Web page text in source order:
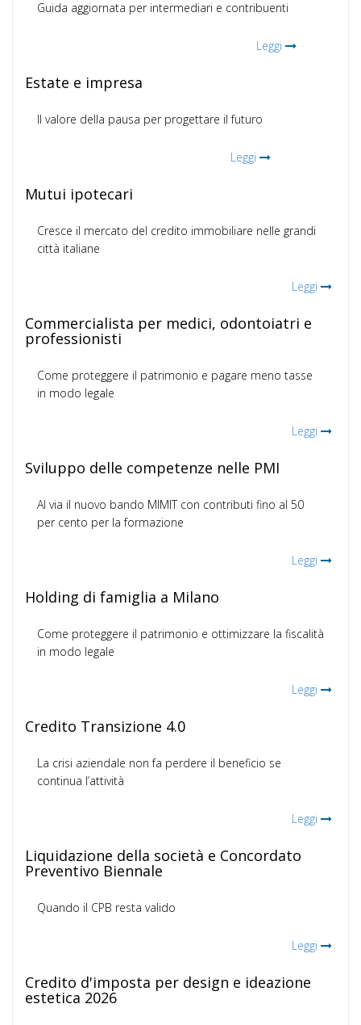
Guida aggiornata per intermediari e contribuenti
Leggi
Estate e impresa
Il valore della pausa per progettare il futuro
Leggi
Mutui ipotecari
Cresce il mercato del credito immobiliare nelle grandi
città italiane
Leggi
Commercialista per medici, odontoiatri e
professionisti
Come proteggere il patrimonio e pagare meno tasse
in modo legale
Leggi
Sviluppo delle competenze nelle PMI
Al via il nuovo bando MIMIT con contributi fino al 50
per cento per la formazione
Leggi
Holding di famiglia a Milano
Come proteggere il patrimonio e ottimizzare la fiscalità
in modo legale
Leggi
Credito Transizione 4.0
La crisi aziendale non fa perdere il beneficio se
continua l’attività
Leggi
Liquidazione della società e Concordato
Preventivo Biennale
Quando il CPB resta valido
Leggi
Credito d'imposta per design e ideazione
estetica 2026